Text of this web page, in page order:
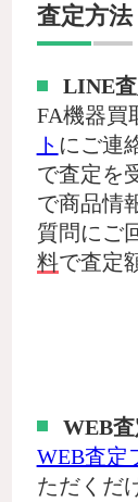
査定方法
LINE
FA機器買
ト にご連
で査定を
で商品情
質問にご
料で査定
WEB
WEB査定
ただくだ